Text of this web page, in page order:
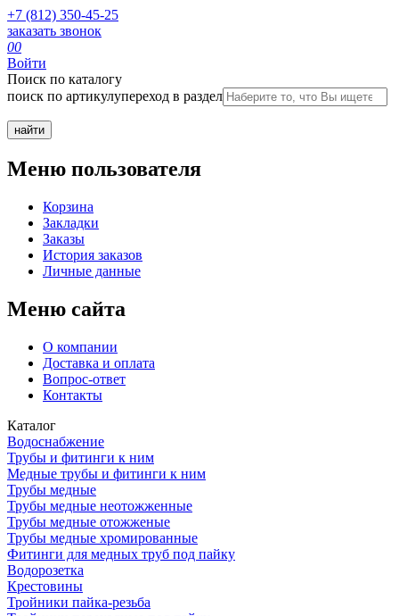
+7 (812) 350-45-25
заказать звонок
00
Войти
Поиск по каталогу
поиск по артикулупереход в раздел
Меню пользователя
Корзина
Закладки
Заказы
История заказов
Личные данные
Меню сайта
О компании
Доставка и оплата
Вопрос-ответ
Контакты
Каталог
Водоснабжение
Трубы и фитинги к ним
Медные трубы и фитинги к ним
Трубы медные
Трубы медные неотожженные
Трубы медные отожженые
Трубы медные хромированные
Фитинги для медных труб под пайку
Водорозетка
Крестовины
Тройники пайка-резьба